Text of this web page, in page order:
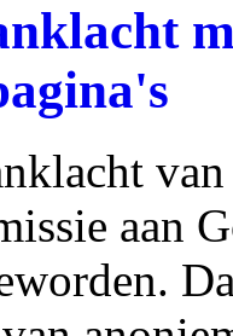
aan